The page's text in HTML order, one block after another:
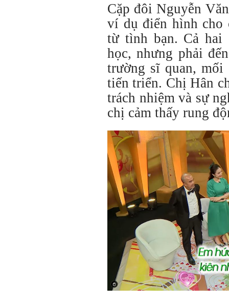
Cặp đôi Nguyễn
ví dụ điển hình cho
từ tình bạn. Cả
học, nhưng phải
trường sĩ quan, mối
tiến triển. Chị Hân
trách nhiệm và sự
chị cảm thấy rung